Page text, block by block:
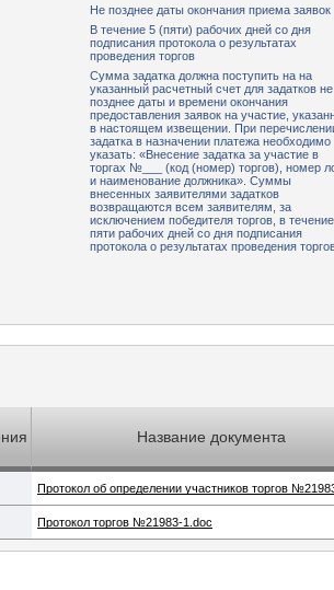
Не позднее даты окончания приема заявок
В течение 5 (пяти) рабочих дней со дня
подписания протокола о результатах
проведения торгов
Сумма задатка должна поступить на на
указанный расчетный счет для задатков не
позднее даты и времени окончания
предоставления заявок на участие,
в настоящем извещении. При
задатка в назначении платежа необходимо
указать: «Внесение задатка за участие в
торгах №___ (код (номер) торгов), номер
и наименование должника». Суммы
внесенных заявителями задатков
возвращаются всем заявителям, за
исключением победителя торгов, в течение
пяти рабочих дней со дня подписания
протокола о результатах проведения
Название документа
Протокол об определении участников торгов
Протокол торгов №21983-1.doc